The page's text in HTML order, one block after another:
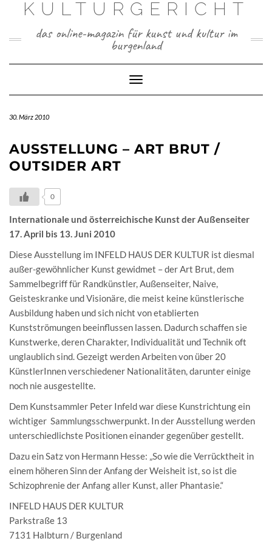
KULTURGERICHT
das online-magazin für kunst und kultur im
burgenland
Toggle
Navigation
30. März 2010
AUSSTELLUNG – ART BRUT /
OUTSIDER ART
0
Internationale und österreichische Kunst der Außenseiter
17. April bis 13. Juni 2010
Diese Ausstellung im INFELD HAUS DER KULTUR ist diesmal
außer-gewöhnlicher Kunst gewidmet – der Art Brut, dem
Sammelbegriff für Randkünstler, Außenseiter, Naive,
Geisteskranke und Visionäre, die meist keine künstlerische
Ausbildung haben und sich nicht von etablierten
Kunstströmungen beeinflussen lassen. Dadurch schaffen sie
Kunstwerke, deren Charakter, Individualität und Technik oft
unglaublich sind. Gezeigt werden Arbeiten von über 20
KünstlerInnen verschiedener Nationalitäten, darunter einige
noch nie ausgestellte.
Dem Kunstsammler Peter Infeld war diese Kunstrichtung ein
wichtiger Sammlungsschwerpunkt. In der Ausstellung werden
unterschiedlichste Positionen einander gegenüber gestellt.
Dazu ein Satz von Hermann Hesse: „So wie die Verrücktheit in
einem höheren Sinn der Anfang der Weisheit ist, so ist die
Schizophrenie der Anfang aller Kunst, aller Phantasie.“
INFELD HAUS DER KULTUR
Parkstraße 13
7131 Halbturn / Burgenland